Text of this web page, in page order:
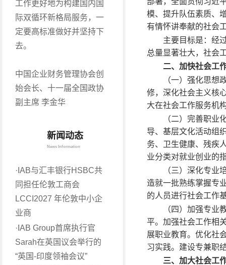
工作更好地为构建国内国
际双循环新格局服务，一
定要高标准做好并坚持下
去。
中国企业财务管理协会创
始会长、十一届全国政协
副主席 李金华
新闻动态
News Information
· IAB与汇丰银行HSBC共
同担任伦敦工商会
LCCI2027 年伦敦中小企
业商
· IAB Group首席执行官
Sarah在英国议会举行的
“英国-印度领袖会议”
模、提升队伍素质、
有情怀讲奉献的社会
主要目标是：经
总量显著壮大，社会
二、加快社会工
（一）强化思想
修，深化社会主义核
大在社会工作服务机
（二）完善职业
导、基层文化活动组
务、卫生健康、残疾
业分类对就业创业的
（三）深化专业
造就一批熟练掌握专
的人员进行社会工作
（四）加强专业
平。加强社会工作相
展职业教育。优化社
习实践。建设专兼职
三、加大社会工